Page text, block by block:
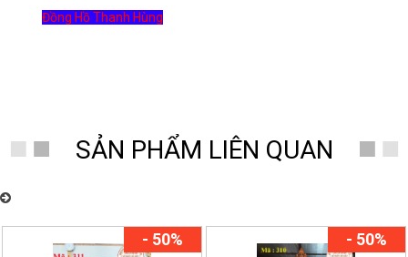
Đồng Hồ Thanh Hùng
SẢN PHẨM LIÊN QUAN
- 50% - 50%